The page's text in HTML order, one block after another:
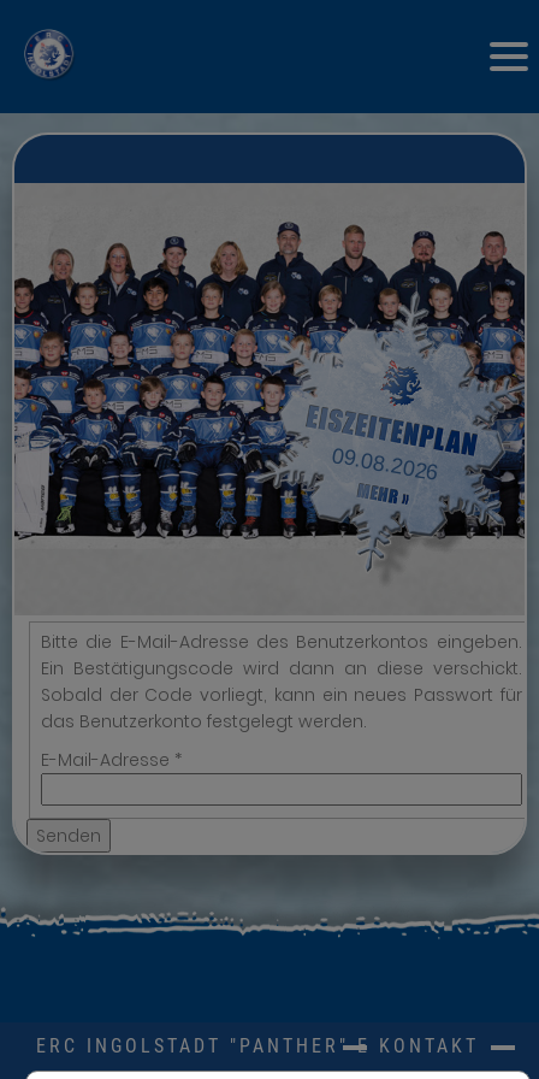
09.08.2026
Bitte die E-Mail-Adresse des Benutzerkontos eingeben.
Ein Bestätigungscode wird dann an diese verschickt.
Sobald der Code vorliegt, kann ein neues Passwort für
das Benutzerkonto festgelegt werden.
E-Mail-Adresse *
Senden
ERC INGOLSTADT "PANTHER" E.V.KONTAKT